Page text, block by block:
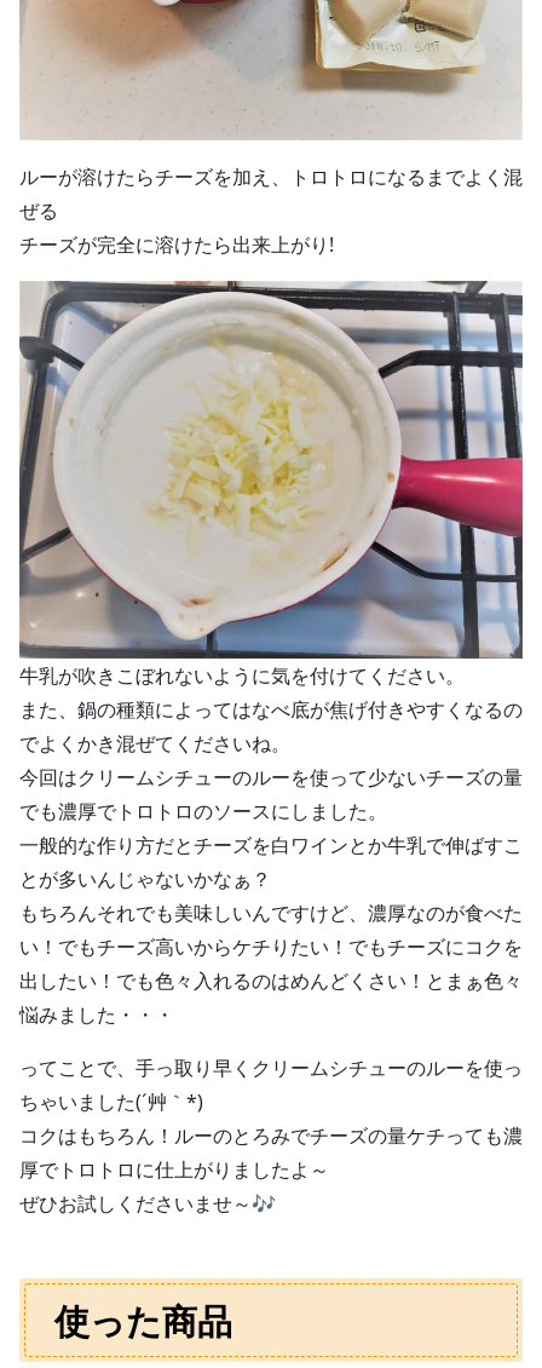
ルーが溶けたらチーズを加え、トロトロになるまでよく混
ぜる
チーズが完全に溶けたら出来上がり!
牛乳が吹きこぼれないように気を付けてください。
また、鍋の種類によってはなべ底が焦げ付きやすくなるの
でよくかき混ぜてくださいね。
今回はクリームシチューのルーを使って少ないチーズの量
でも濃厚でトロトロのソースにしました。
一般的な作り方だとチーズを白ワインとか牛乳で伸ばすこ
とが多いんじゃないかなぁ？
もちろんそれでも美味しいんですけど、濃厚なのが食べた
い！でもチーズ高いからケチりたい！でもチーズにコクを
出したい！でも色々入れるのはめんどくさい！とまぁ色々
悩みました・・・
ってことで、手っ取り早くクリームシチューのルーを使っ
ちゃいました(´艸｀*)
コクはもちろん！ルーのとろみでチーズの量ケチっても濃
厚でトロトロに仕上がりましたよ～
ぜひお試しくださいませ～🎶
使った商品